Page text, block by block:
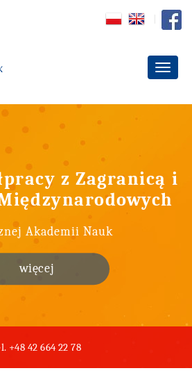
z Zagranicą i
Akademii Nauk
więcej
+48 42 664 22 78